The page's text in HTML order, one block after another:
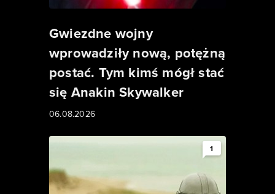
Gwiezdne wojny
wprowadziły nową, potężną
postać. Tym kimś mógł stać
się Anakin Skywalker
06.08.2026
1